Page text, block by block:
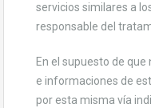
servicios similares a
responsable del
En el supuesto de
e informaciones de
por esta misma vía